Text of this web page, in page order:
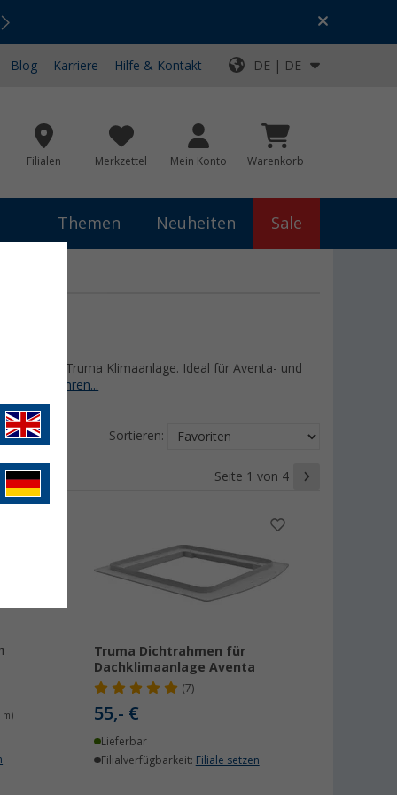
Top-Deals für dein Abenteuer!
Blog Karriere Hilfe & Kontakt DE | DE
Filialen Merkzettel Mein Konto Warenkorb
Themen Neuheiten Sale
Deine Truma Klimaanlage. Ideal für Aventa- und
erfahren...
Sortieren:
Seite 1 von 4
m)
Truma Dichtrahmen für
Dachklimaanlage Aventa
(7)
55,- €
Lieferbar
Filialverfügbarkeit: Filiale setzen